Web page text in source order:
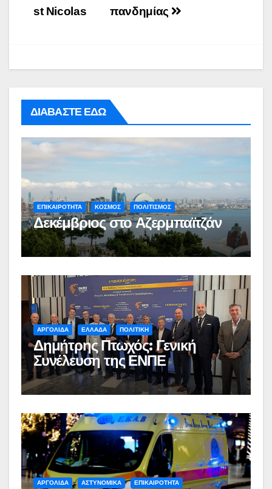
πανδημίας
st Nicolas
ΔΙΑΒΑΣΤΕ ΕΔΩ
ΕΠΙΚΑΙΡΟΤΗΤΑ ΚΟΣΜΟΣ ΠΟΛΙΤΙΣΜΟΣ
Δεκέμβριος στο Αζερμπαϊτζάν
ΑΡΓΟΛΙΔΑ ΕΛΛΑΔΑ ΠΟΛΙΤΙΚΗ
Δημήτρης Πτωχός: Γενική
Συνέλευση της ΕΝΠΕ
ΑΡΓΟΛΙΔΑ ΑΣΤΥΝΟΜΙΚΑ ΕΠΙΚΑΙΡΟΤΗΤΑ